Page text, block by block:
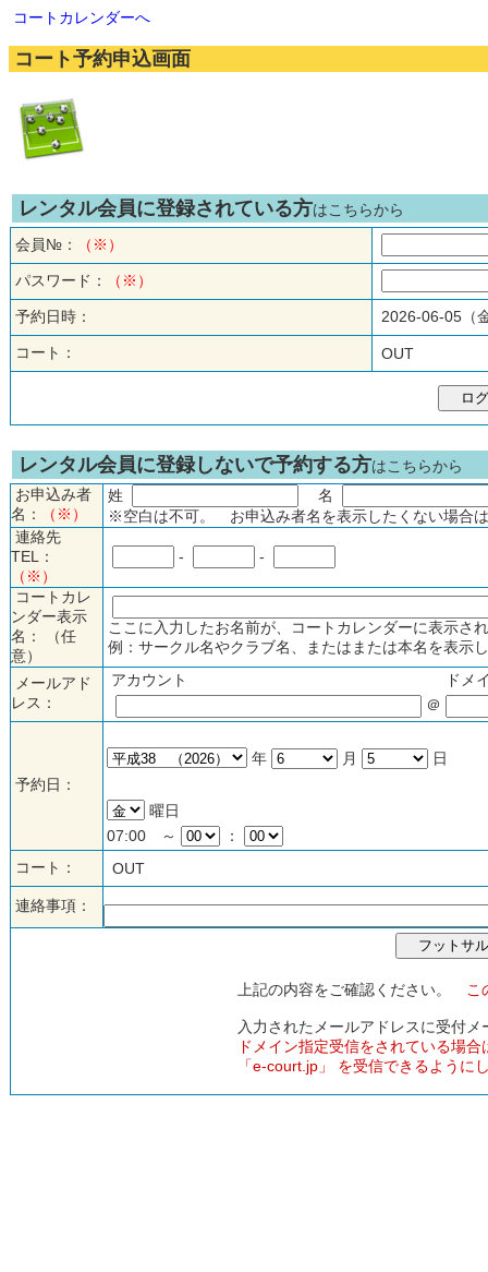
コートカレンダーへ
コート予約申込画面
レンタル会員に登録されている方はこちらから
会員№：
（※）
パスワード： （※）
予約日時： 2026-06-05
コート： OUT
レンタル会員に登録しないで予約する方はこちらから
お申込み者
名：
（※）
姓
名
※空白は不可。 お申込み者名を表示したくない場合
連絡先
TEL：
（※）
- -
コートカレ
ンダー表示
名： （任
意）
ここに入力したお名前が、コートカレンダーに表示
例：サークル名やクラブ名、またはまたは本名を表示
メールアド
レス：
アカウント
ドメ
＠
予約日：
年 月 日
曜日
07:00 ～
：
コート：
OUT
連絡事項：
上記の内容をご確認ください。 こ
入力されたメールアドレスに受付
ドメイン指定受信をされている場合
「e-court.jp」 を受信できるように